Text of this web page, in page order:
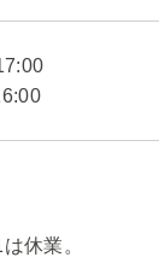
休業。